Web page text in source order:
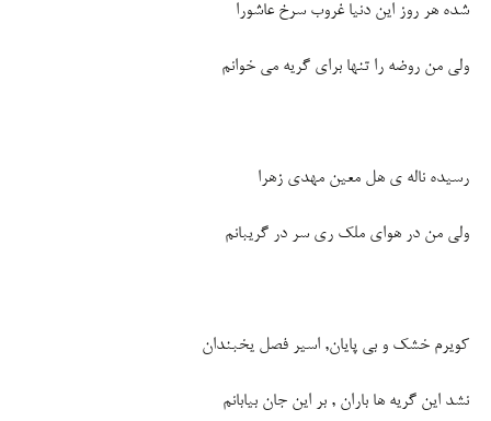
شده هر روز این دنیا غروب سرخ عاشورا
ولی من روضه را تنها برای گریه می خوانم
رسیده ناله ی هل معین مهدی زهرا
ولی من در هوای ملک ری سر در گریبانم
کویرم خشک و بی پایان, اسیر فصل یخبندان
نشد این گریه ها باران , بر این جان بیابانم